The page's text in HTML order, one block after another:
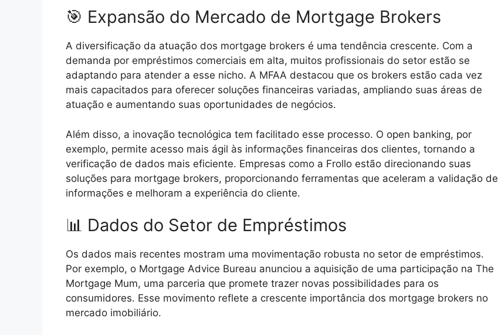
🎯 Expansão do Mercado de Mortgage Brokers
A diversificação da atuação dos mortgage brokers é uma tendência crescente. Com a
demanda por empréstimos comerciais em alta, muitos profissionais do setor estão se
adaptando para atender a esse nicho. A MFAA destacou que os brokers estão cada vez
mais capacitados para oferecer soluções financeiras variadas, ampliando suas áreas de
atuação e aumentando suas oportunidades de negócios.
Além disso, a inovação tecnológica tem facilitado esse processo. O open banking, por
exemplo, permite acesso mais ágil às informações financeiras dos clientes, tornando a
verificação de dados mais eficiente. Empresas como a Frollo estão direcionando suas
soluções para mortgage brokers, proporcionando ferramentas que aceleram a validação de
informações e melhoram a experiência do cliente.
📊 Dados do Setor de Empréstimos
Os dados mais recentes mostram uma movimentação robusta no setor de empréstimos.
Por exemplo, o Mortgage Advice Bureau anunciou a aquisição de uma participação na The
Mortgage Mum, uma parceria que promete trazer novas possibilidades para os
consumidores. Esse movimento reflete a crescente importância dos mortgage brokers no
mercado imobiliário.